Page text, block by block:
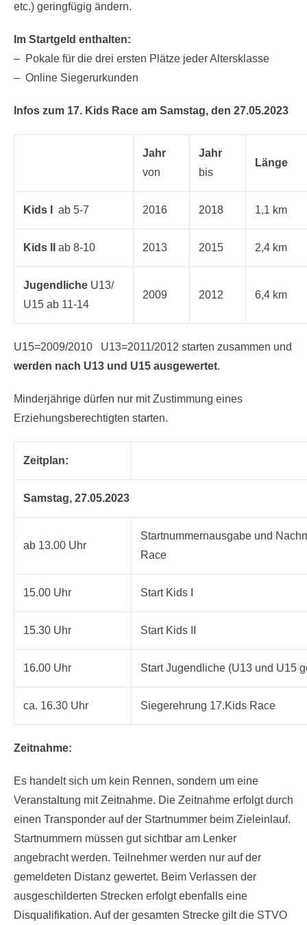
(Windbruch, Windpark-Baustellen, Wegbeschaffenheit
Im Startgeld enthalten:
– Pokale für die drei ersten Plätze jeder Altersklasse
Jahr
von
Jahr
bis
Kids Iab 5-7 2016 2018 1,1 km
Kids IIab 8-10 2013 2015 2,4 km
JugendlicheU13/
U15 ab 11-14
U15=2009/2010 U13=2011/2012 starten zusammen und
Minderjährige dürfen nur mit Zustimmung eines
Zeitplan:
Samstag, 27.05.2023
Startnummernausgabe und
Race
15.00 Uhr Start Kids I
15.30 Uhr Start Kids II
16.00 Uhr Start Jugendliche (U13 und U15
ca. 16.30 Uhr Siegerehrung 17.Kids Race
Es handelt sich um kein Rennen, sondern um eine
Veranstaltung mit Zeitnahme. Die Zeitnahme erfolgt durch
einen Transponder auf der Startnummer beim Zieleinlauf.
Startnummern müssen gut sichtbar am Lenker
angebracht werden. Teilnehmer werden nur auf der
gemeldeten Distanz gewertet. Beim Verlassen der
ausgeschilderten Strecken erfolgt ebenfalls eine